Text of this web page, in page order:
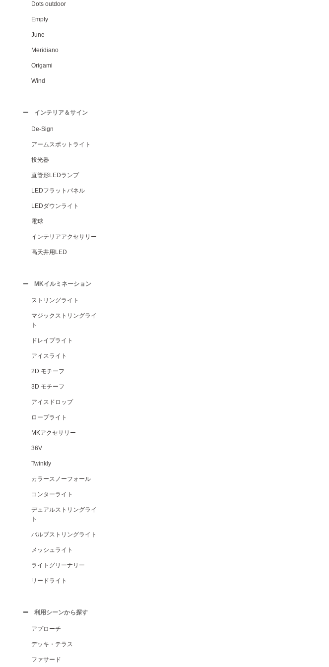
Dots outdoor
Empty
June
Meridiano
Origami
Wind
インテリア＆サイン
De-Sign
アームスポットライト
投光器
直管形LEDランプ
LEDフラットパネル
LEDダウンライト
電球
インテリアアクセサリー
高天井用LED
MKイルミネーション
ストリングライト
マジックストリングライ
ト
ドレイプライト
アイスライト
2D モチーフ
3D モチーフ
アイスドロップ
ロープライト
MKアクセサリー
36V
Twinkly
カラースノーフォール
コンターライト
デュアルストリングライ
ト
バルブストリングライト
メッシュライト
ライトグリーナリー
リードライト
利用シーンから探す
アプローチ
デッキ・テラス
ファサード